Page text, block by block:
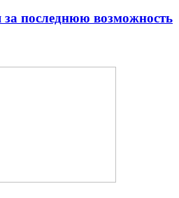
последнюю возможность